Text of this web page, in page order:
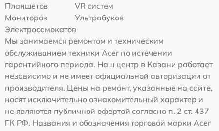
Планшетов
VR систем
Мониторов
Ультрабуков
Электросамокатов
Мы занимаемся ремонтом и техническим
обслуживанием техники Acer по истечении
гарантийного периода. Наш центр в Казани работает
независимо и не имеет официальной авторизации от
производителя. Цены на ремонт, указанные на сайте,
носят исключительно ознакомительный характер и
не являются публичной офертой согласно п. 2 ст. 437
ГК РФ. Названия и обозначения торговой марки Acer